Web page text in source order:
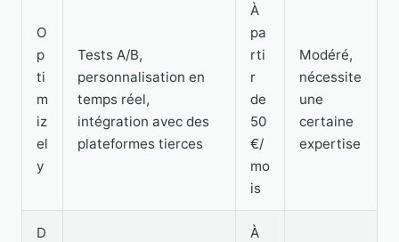
O
p
ti
m
iz
el
y
Tests A/B,
personnalisation en
temps réel,
intégration avec des
plateformes tierces
À
pa
rti
r
de
50
€/
mo
is
Modéré,
nécessite
une
certaine
expertise
D
À